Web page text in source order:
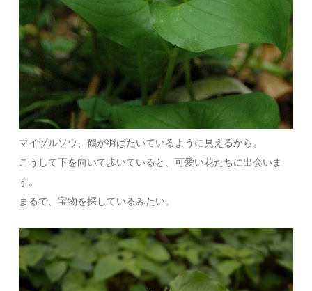
マイヅルソウ、鶴が羽ばたいているように見えるから。
こうして下を向いて歩いていると、可愛い花たちに出会いま
す。
まるで、宝物を探しているみたい。